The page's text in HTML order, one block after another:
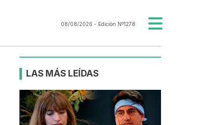
08/08/2026 - Edición Nº1278
LAS MÁS LEÍDAS